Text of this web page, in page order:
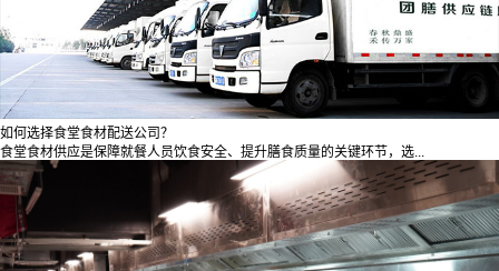
如何选择食堂食材配送公司？
食堂食材供应是保障就餐人员饮食安全、提升膳食质量的关键环节，选...